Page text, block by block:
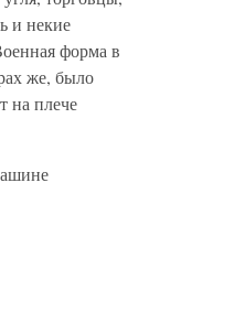
и некие
форма в
же, было
на плече